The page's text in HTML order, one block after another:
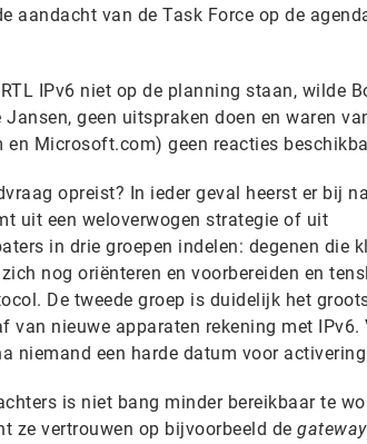
aandacht van de Task Force op de
IPv6 niet op de planning staan, wilde
geen uitspraken doen en waren
Microsoft.com) geen reacties
opreist? In ieder geval heerst er bij
uit een weloverwogen strategie of uit
in drie groepen indelen: degenen die
nog oriënteren en voorbereiden en
De tweede groep is duidelijk het
nieuwe apparaten rekening met IPv6.
niemand een harde datum voor
is niet bang minder bereikbaar te
ze vertrouwen op bijvoorbeeld de